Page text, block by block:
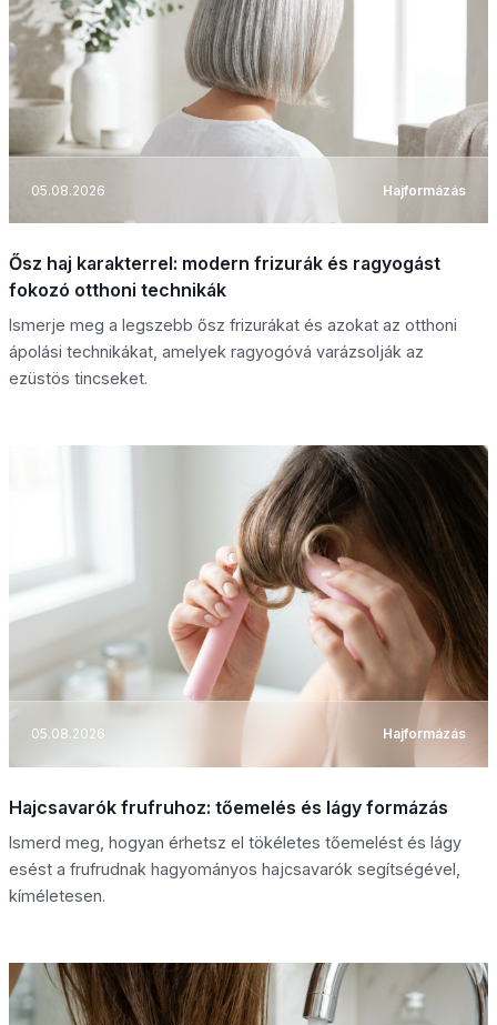
05.08.2026 Hajformázás
Ősz haj karakterrel: modern frizurák és ragyogást
fokozó otthoni technikák
Ismerje meg a legszebb ősz frizurákat és azokat az otthoni
ápolási technikákat, amelyek ragyogóvá varázsolják az
ezüstös tincseket.
05.08.2026 Hajformázás
Hajcsavarók frufruhoz: tőemelés és lágy formázás
Ismerd meg, hogyan érhetsz el tökéletes tőemelést és lágy
esést a frufrudnak hagyományos hajcsavarók segítségével,
kíméletesen.